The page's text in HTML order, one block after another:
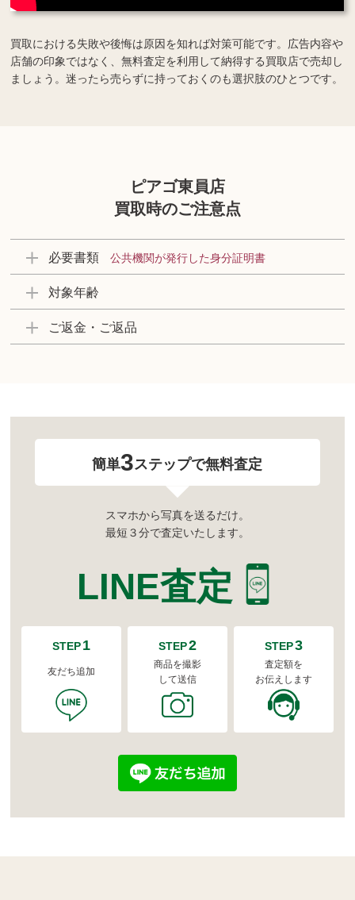
買取における失敗や後悔は原因を知れば対策可能です。広告内容や
店舗の印象ではなく、無料査定を利用して納得する買取店で売却し
ましょう。迷ったら売らずに持っておくのも選択肢のひとつです。
ピアゴ東員店
買取時のご注意点
必要書類 公共機関が発行した身分証明書
対象年齢
ご返金・ご返品
簡単3ステップで無料査定
スマホから写真を送るだけ。
最短３分で査定いたします。
LINE査定
STEP1
友だち追加
STEP2
商品を撮影
して送信
STEP3
査定額を
お伝えします